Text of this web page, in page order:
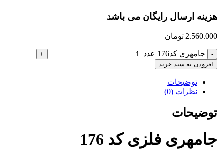
هزینه ارسال رایگان می باشد
2.560.000 تومان
جامهری کد176 عدد
افزودن به سبد خرید
توضیحات
نظرات (0)
توضیحات
جامهری فلزی کد 176